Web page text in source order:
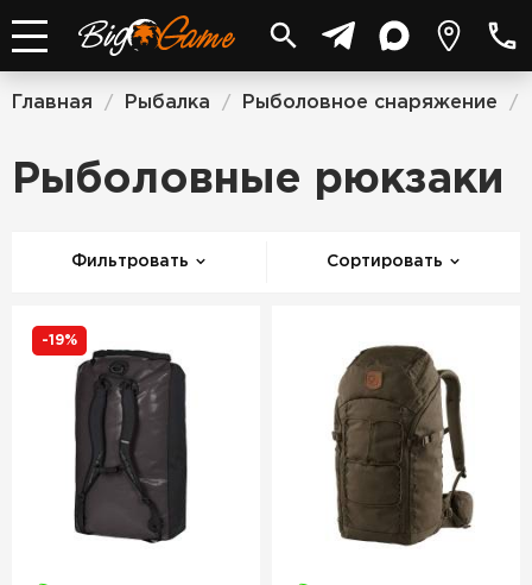
Главная / Рыбалка / Рыболовное снаряжение /
Рыболовные рюкзаки
Фильтровать Сортировать
-19%